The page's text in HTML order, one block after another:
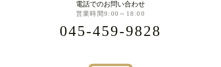
電話でのお問い合わせ
営業時間9:00～18:00
045-459-9828